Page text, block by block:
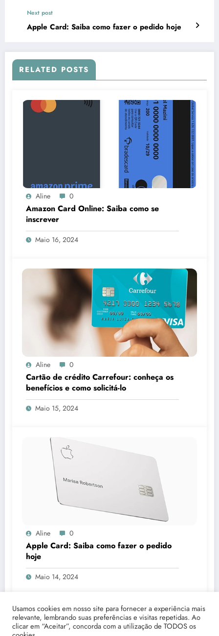
Next post
Apple Card: Saiba como fazer o pedido hoje
RELATED POSTS
Aline 0
Amazon Card Online: Saiba como se
inscrever
Maio 16, 2024
Aline 0
Cartão de crédito Carrefour: conheça os
benefícios e como solicitá-lo
Maio 15, 2024
Aline 0
Apple Card: Saiba como fazer o pedido
hoje
Maio 14, 2024
Usamos cookies em nosso site para fornecer a experiência mais
relevante, lembrando suas preferências e visitas repetidas. Ao
clicar em “Aceitar”, concorda com a utilização de TODOS os